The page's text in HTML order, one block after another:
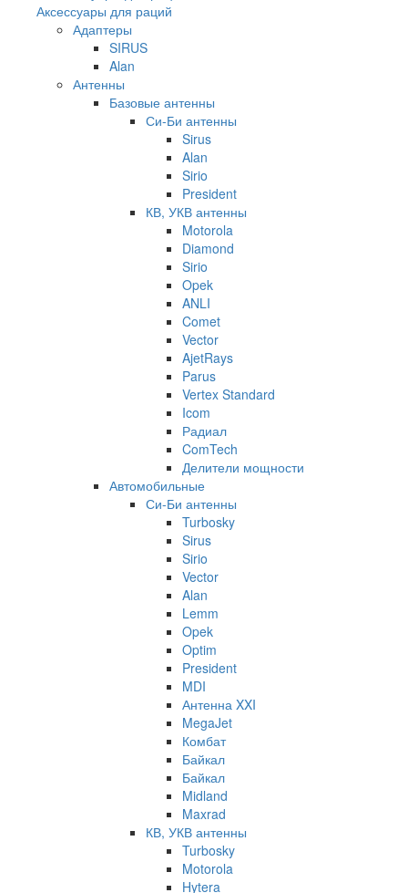
Аксессуары для раций
Адаптеры
SIRUS
Alan
Антенны
Базовые антенны
Си-Би антенны
Sirus
Alan
Sirio
President
КВ, УКВ антенны
Motorola
Diamond
Sirio
Opek
ANLI
Comet
Vector
AjetRays
Parus
Vertex Standard
Icom
Радиал
ComTech
Делители мощности
Автомобильные
Си-Би антенны
Turbosky
Sirus
Sirio
Vector
Alan
Lemm
Opek
Optim
President
MDI
Антенна XXI
MegaJet
Комбат
Байкал
Байкал
Midland
Maxrad
КВ, УКВ антенны
Turbosky
Motorola
Hytera